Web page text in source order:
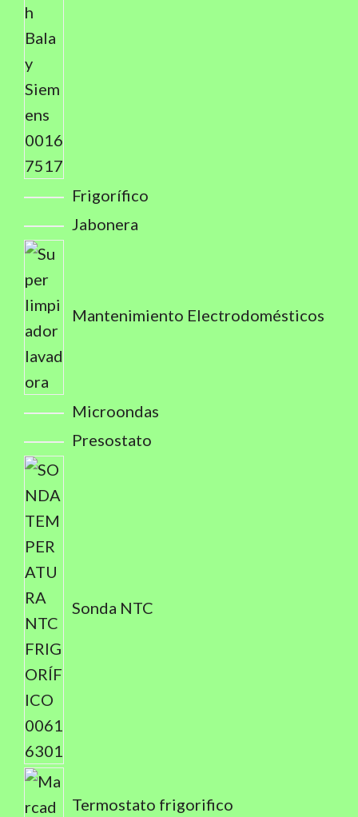
Frigorífico
Jabonera
Mantenimiento Electrodomésticos
Microondas
Presostato
Sonda NTC
Termostato frigorifico